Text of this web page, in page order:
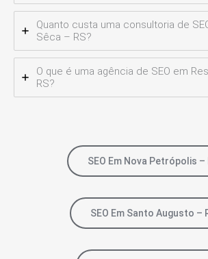
Quanto custa uma consultoria de
Sêca – RS?
O que é uma agência de SEO em
RS?
SEO Em Nova Petrópolis –
SEO Em Santo Augusto –